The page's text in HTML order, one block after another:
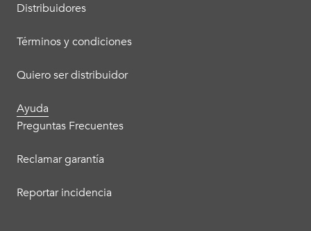
Distribuidores
Términos y condiciones
Quiero ser distribuidor
Ayuda
Preguntas Frecuentes
Reclamar garantía
Reportar incidencia